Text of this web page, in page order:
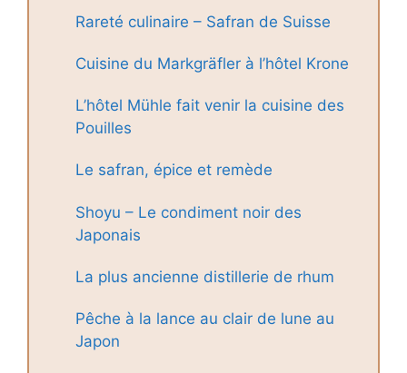
Rareté culinaire – Safran de Suisse
Cuisine du Markgräfler à l’hôtel Krone
L’hôtel Mühle fait venir la cuisine des
Pouilles
Le safran, épice et remède
Shoyu – Le condiment noir des
Japonais
La plus ancienne distillerie de rhum
Pêche à la lance au clair de lune au
Japon